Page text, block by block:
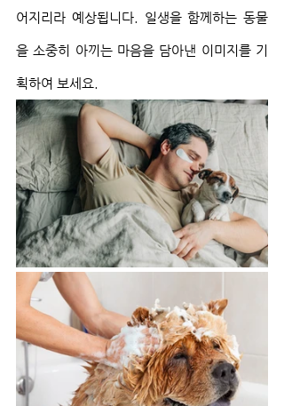
어지리라 예상됩니다. 일생을 함께하는 동물
을 소중히 아끼는 마음을 담아낸 이미지를 기
획하여 보세요.